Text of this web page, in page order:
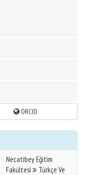
ORCID
Necatibey Eğitim
Fakültesi
Türkçe Ve